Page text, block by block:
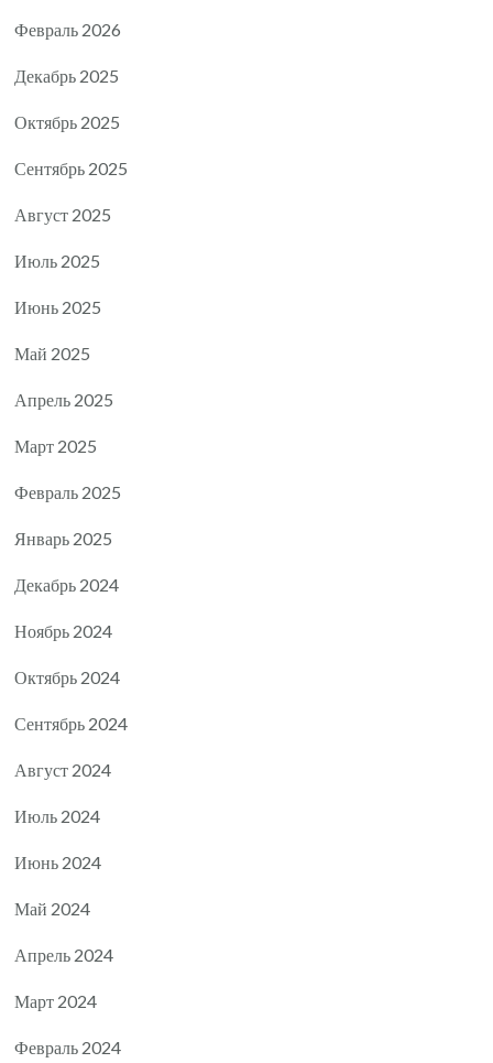
Февраль 2026
Декабрь 2025
Октябрь 2025
Сентябрь 2025
Август 2025
Июль 2025
Июнь 2025
Май 2025
Апрель 2025
Март 2025
Февраль 2025
Январь 2025
Декабрь 2024
Ноябрь 2024
Октябрь 2024
Сентябрь 2024
Август 2024
Июль 2024
Июнь 2024
Май 2024
Апрель 2024
Март 2024
Февраль 2024